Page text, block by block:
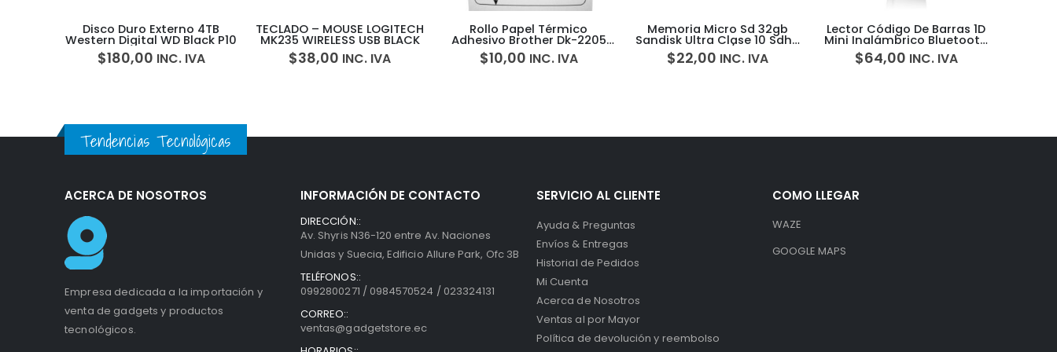
Disco Duro Externo 4TB
Western Digital WD Black P10
$180,00 INC. IVA
TECLADO – MOUSE LOGITECH
MK235 WIRELESS USB BLACK
$38,00 INC. IVA
Rollo Papel Térmico
Adhesivo Brother Dk-2205
Cinta Etiqueta
$10,00 INC. IVA
Memoria Micro Sd 32gb
Sandisk Ultra Clase 10 Sdhc
98mb/s
$22,00 INC. IVA
Lector Código De Barras 1D
Mini Inalámbrico Bluetooth
Usb Eyoyo EY-015C
$64,00 INC. IVA
Tendencias Tecnológicas
ACERCA DE NOSOTROS
Empresa dedicada a la importación y
venta de gadgets y productos
tecnológicos.
INFORMACIÓN DE CONTACTO
DIRECCIÓN::
Av. Shyris N36-120 entre Av. Naciones
Unidas y Suecia, Edificio Allure Park, Ofc 3B
TELÉFONOS::
0992800271 / 0984570524 / 023324131
CORREO::
ventas@gadgetstore.ec
SERVICIO AL CLIENTE
Ayuda & Preguntas
Envíos & Entregas
Historial de Pedidos
Mi Cuenta
Acerca de Nosotros
Ventas al por Mayor
Política de devolución y reembolso
COMO LLEGAR
WAZE
GOOGLE MAPS